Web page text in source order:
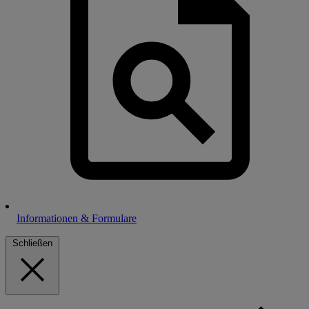
Informationen & Formulare
Schließen